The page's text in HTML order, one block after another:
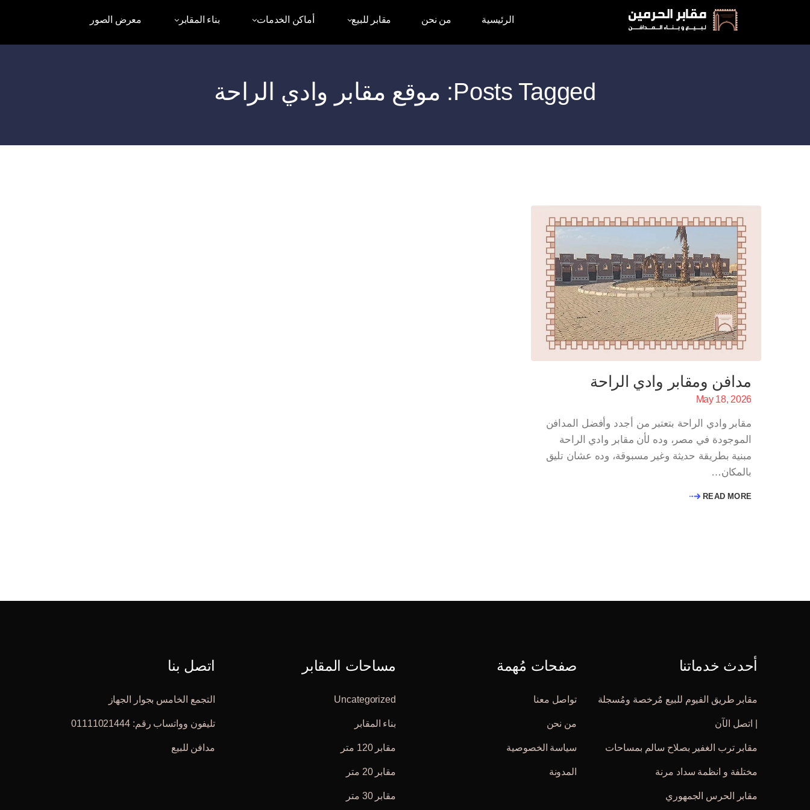
الرئيسية من نحن مقابر للبيع أماكن الخدمات بناء المقابر معرض الصور
Posts Tagged: موقع مقابر وادي الراحة
مدافن ومقابر وادي الراحة
May 18, 2026
مقابر وادي الراحة بتعتبر من أجدد وأفضل المدافن
الموجودة في مصر، وده لأن مقابر وادي الراحة
مبنية بطريقة حديثة وغير مسبوقة، وده عشان تليق
بالمكان…
READ MORE
أحدث خدماتنا
مقابر طريق الفيوم للبيع مٌرخصة ومُسجلة
| اتصل الآن
مقابر ترب الغفير بصلاح سالم بمساحات
مختلفة و انظمة سداد مرنة
مقابر الحرس الجمهوري
صفحات مُهمة
تواصل معنا
من نحن
سياسة الخصوصية
المدونة
مساحات المقابر
Uncategorized
بناء المقابر
مقابر 120 متر
مقابر 20 متر
مقابر 30 متر
اتصل بنا
التجمع الخامس بجوار الجهاز
تليفون وواتساب رقم: 01111021444
مدافن للبيع